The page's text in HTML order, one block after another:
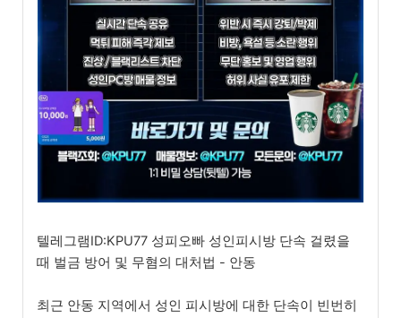
텔레그램ID:KPU77 성피오빠 성인피시방 단속 걸렸을
때 벌금 방어 및 무혐의 대처법 - 안동
최근 안동 지역에서 성인 피시방에 대한 단속이 빈번히